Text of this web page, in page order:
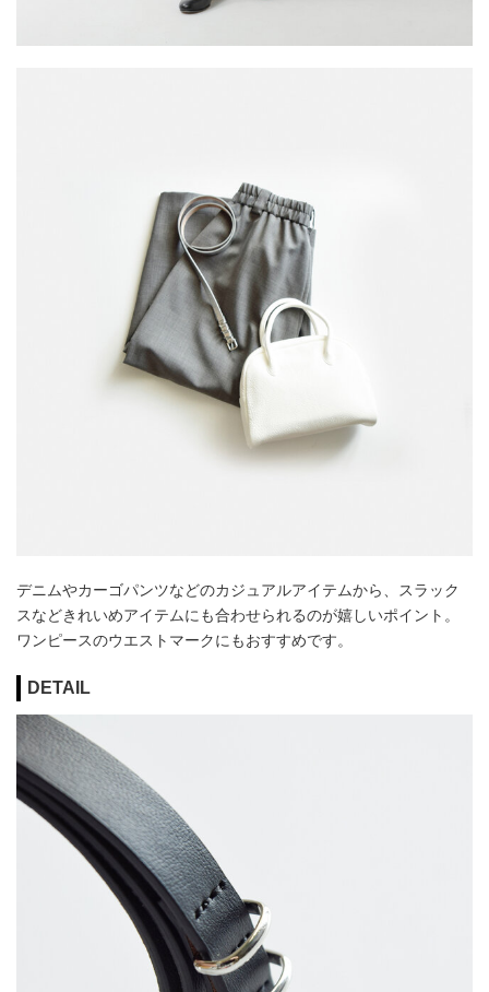
デニムやカーゴパンツなどのカジュアルアイテムから、スラック
スなどきれいめアイテムにも合わせられるのが嬉しいポイント。
ワンピースのウエストマークにもおすすめです。
DETAIL